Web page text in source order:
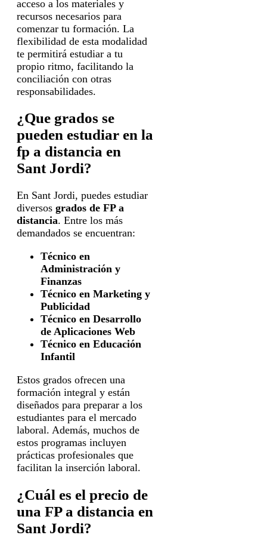
acceso a los materiales y
recursos necesarios para
comenzar tu formación. La
flexibilidad de esta modalidad
te permitirá estudiar a tu
propio ritmo, facilitando la
conciliación con otras
responsabilidades.
¿Que grados se
pueden estudiar en la
fp a distancia en
Sant Jordi?
En Sant Jordi, puedes estudiar
diversos grados de FP a
distancia. Entre los más
demandados se encuentran:
Técnico en
Administración y
Finanzas
Técnico en Marketing y
Publicidad
Técnico en Desarrollo
de Aplicaciones Web
Técnico en Educación
Infantil
Estos grados ofrecen una
formación integral y están
diseñados para preparar a los
estudiantes para el mercado
laboral. Además, muchos de
estos programas incluyen
prácticas profesionales que
facilitan la inserción laboral.
¿Cuál es el precio de
una FP a distancia en
Sant Jordi?